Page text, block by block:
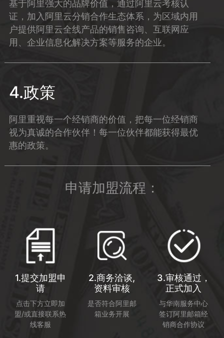
基于阿里强大的品牌价值，通过阿里云考核认
证，加入阿里云分销合作生态体系，为区域内用
户提供阿里云全线产品的销售咨询、互联网应
用、企业信息化解决方案等服务的企业。
4.政策
阿里重视每一个经销商的价值，把每一位经销商
视为真诚的合作伙伴！每一位伙伴都能获得最优
惠的政策。
申请加盟流程：
1.提交加盟申
请
点击下方立即加
盟/或直接联系热
线客服
2.商务洽谈,
资料审核
是否符合阿里邮
箱业务开展
3.审核通过，
正式加入
与华南服务中心
签订阿里邮箱经
销商合作协议